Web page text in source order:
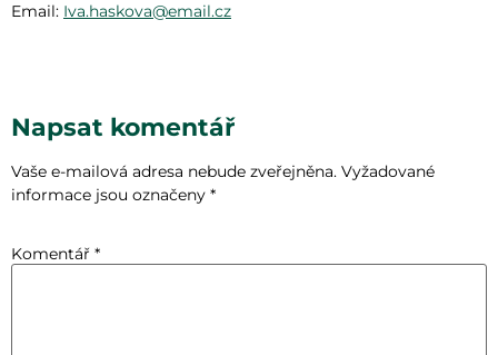
Email: Iva.haskova@email.cz
Napsat komentář
Vaše e-mailová adresa nebude zveřejněna. Vyžadované
informace jsou označeny *
Komentář *